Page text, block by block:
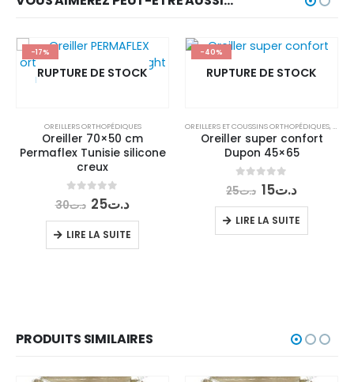
-17%
RUPTURE DE STOCK
OREILLERS ORTHOPÉDIQUES
Oreiller 70×50 cm
Permaflex Tunisie silicone
creux
0 out of 5د.ت30 Le
prix
initial
était :
د.ت30.
د.ت25 Le
prix
actuel
est :
LIRE LA SUITE
-40%
RUPTURE DE STOCK
OREILLERS ET COUSSINS ORTHOPÉDIQUES,
Oreiller super confort
Dupon 45×65
0 out of 5
د.ت25 Le
prix
initial
était :
د.ت25.
د.ت15 Le
prix
actuel
est :
LIRE LA SUITE
PRODUITS SIMILAIRES